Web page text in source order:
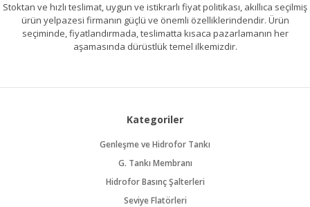
Stoktan ve hızlı teslimat, uygun ve istikrarlı fiyat politikası, akıllıca seçilmiş
ürün yelpazesi firmanın güçlü ve önemli özelliklerindendir. Ürün
seçiminde, fiyatlandırmada, teslimatta kısaca pazarlamanın her
aşamasında dürüstlük temel ilkemizdir.
Kategoriler
Genleşme ve Hidrofor Tankı
G. Tankı Membranı
Hidrofor Basınç Şalterleri
Seviye Flatörleri